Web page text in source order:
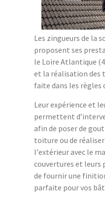
Les zingueurs de la
proposent ses
le Loire Atlantique
et la réalisation des
faite dans les règles
Leur expérience et
permettent
afin de poser de
toiture ou de
l'extérieur avec le
couvertures et
de fournir une
parfaite pour vos